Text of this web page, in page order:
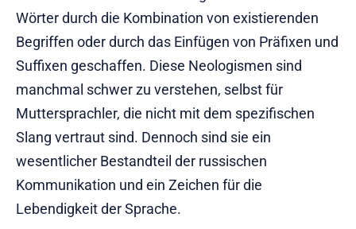
Wörter durch die Kombination von existierenden
Begriffen oder durch das Einfügen von Präfixen und
Suffixen geschaffen. Diese Neologismen sind
manchmal schwer zu verstehen, selbst für
Muttersprachler, die nicht mit dem spezifischen
Slang vertraut sind. Dennoch sind sie ein
wesentlicher Bestandteil der russischen
Kommunikation und ein Zeichen für die
Lebendigkeit der Sprache.